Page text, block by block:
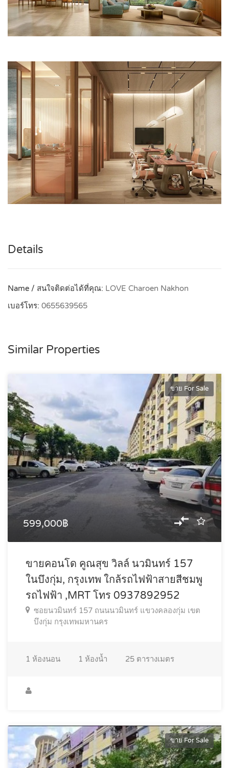
Details
Name / สนใจติดต่อได้ที่คุณ: LOVE Charoen Nakhon
เบอร์โทร: 0655639565
Similar Properties
ขาย For Sale
599,000฿
ขายคอนโด คูณสุข วิลล์ นวมินทร์ 157
ในบึงกุ่ม, กรุงเทพ ใกล้รถไฟฟ้าสายสีชมพู
รถไฟฟ้า ,MRT โทร 0937892952
ซอยนวมินทร์ 157 ถนนนวมินทร์ แขวงคลองกุ่ม เขต
บึงกุ่ม กรุงเทพมหานคร
1 ห้องนอน 1 ห้องน้ำ 25 ตารางเมตร
ขาย For Sale